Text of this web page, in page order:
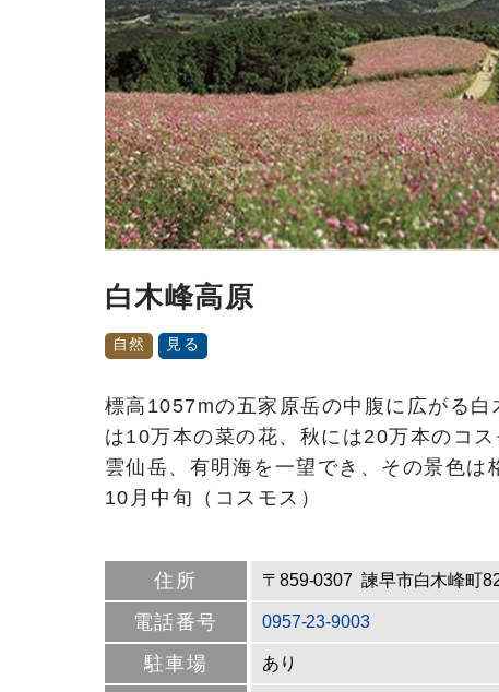
白木峰高原
自然 見る
標高1057mの五家原岳の中腹に広がる
は10万本の菜の花、秋には20万本のコ
雲仙岳、有明海を一望でき、その景色
10月中旬（コスモス）
住所 〒859-0307 諫早市白木峰町
電話番号 0957-23-9003
駐車場 あり